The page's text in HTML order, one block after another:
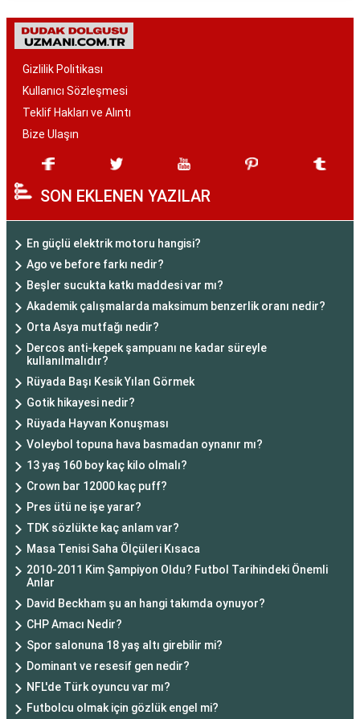
Gizlilik Politikası
Kullanıcı Sözleşmesi
Teklif Hakları ve Alıntı
Bize Ulaşın
SON EKLENEN YAZILAR
En güçlü elektrik motoru hangisi?
Ago ve before farkı nedir?
Beşler sucukta katkı maddesi var mı?
Akademik çalışmalarda maksimum benzerlik oranı nedir?
Orta Asya mutfağı nedir?
Dercos anti-kepek şampuanı ne kadar süreyle
kullanılmalıdır?
Rüyada Başı Kesik Yılan Görmek
Gotik hikayesi nedir?
Rüyada Hayvan Konuşması
Voleybol topuna hava basmadan oynanır mı?
13 yaş 160 boy kaç kilo olmalı?
Crown bar 12000 kaç puff?
Pres ütü ne işe yarar?
TDK sözlükte kaç anlam var?
Masa Tenisi Saha Ölçüleri Kısaca
2010-2011 Kim Şampiyon Oldu? Futbol Tarihindeki Önemli
Anlar
David Beckham şu an hangi takımda oynuyor?
CHP Amacı Nedir?
Spor salonuna 18 yaş altı girebilir mi?
Dominant ve resesif gen nedir?
NFL'de Türk oyuncu var mı?
Futbolcu olmak için gözlük engel mi?